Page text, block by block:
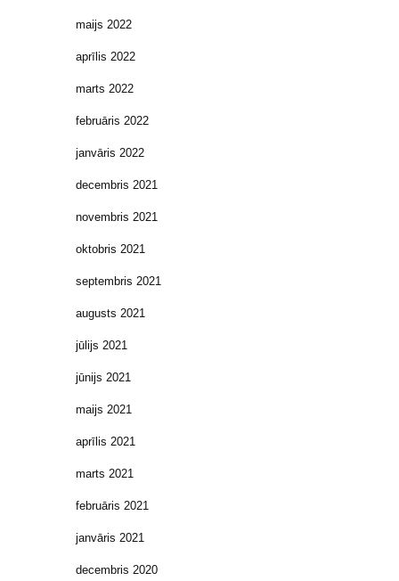
maijs 2022
aprīlis 2022
marts 2022
februāris 2022
janvāris 2022
decembris 2021
novembris 2021
oktobris 2021
septembris 2021
augusts 2021
jūlijs 2021
jūnijs 2021
maijs 2021
aprīlis 2021
marts 2021
februāris 2021
janvāris 2021
decembris 2020